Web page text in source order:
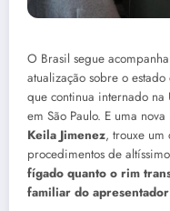
O Brasil segue
atualização sobre o
que continua internado na
em São Paulo. E uma
Keila Jimenez, trouxe um
procedimentos de
fígado quanto o rim
familiar do apresentador